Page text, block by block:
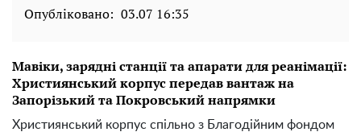
Опубліковано: 03.07 16:35
Мавіки, зарядні станції та апарати для реанімації:
Християнський корпус передав вантаж на
Запорізький та Покровський напрямки
Християнський корпус спільно з Благодійним фондом